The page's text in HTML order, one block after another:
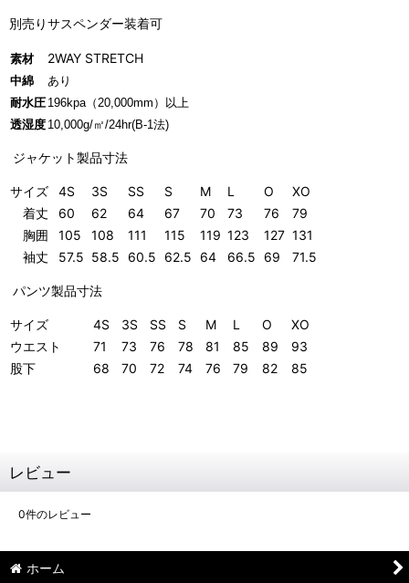
別売りサスペンダー装着可
素材 2WAY STRETCH
中綿
あり
耐水圧 196kpa（20,000mm）以上
透湿度 10,000g/㎡/24hr(B-1法)
ジャケット製品寸法
サイズ 4S 3S SS S M L O
XO
着丈
60 62 64 67 70 73 76
79
胸囲
105 108 111 115 119 123 127 131
袖丈
57.5 58.5 60.5 62.5 64 66.5 69 71.5
パンツ製品寸法
サイズ 4S 3S SS S M L O
XO
ウエスト
71 73 76 78 81 85 89
93
股下
68 70 72 74 76 79 82 85
レビュー
0件のレビュー
ホーム